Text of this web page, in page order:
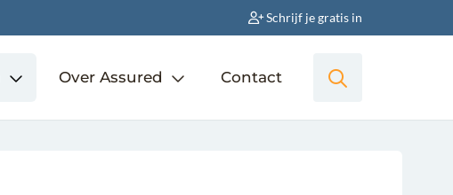
Schrijf je gratis in
Over Assured Contact